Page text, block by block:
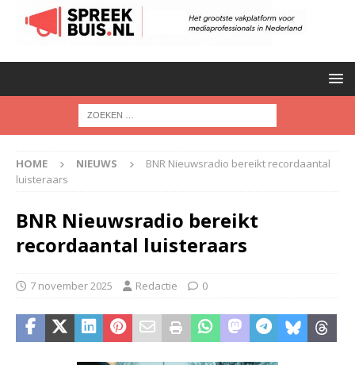
HOME NIEUWS
BNR Nieuwsradio bereikt recordaantal
luisteraars
BNR Nieuwsradio bereikt
recordaantal luisteraars
7 november 2025 Redactie 0